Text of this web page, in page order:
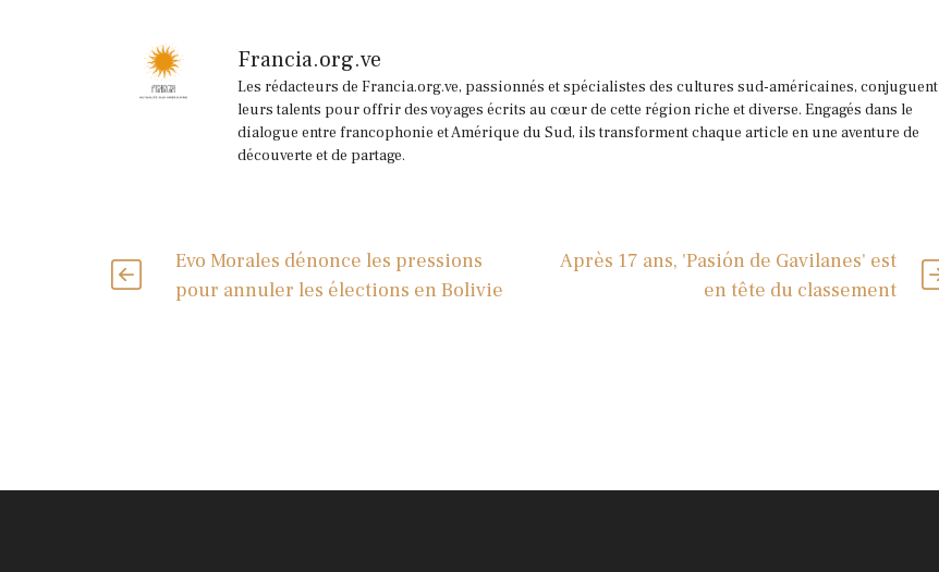
Francia.org.ve
Les rédacteurs de Francia.org.ve, passionnés et spécialistes des cultures sud-américaines, conjuguent
leurs talents pour offrir des voyages écrits au cœur de cette région riche et diverse. Engagés dans le
dialogue entre francophonie et Amérique du Sud, ils transforment chaque article en une aventure de
découverte et de partage.
Evo Morales dénonce les pressions
pour annuler les élections en Bolivie
Après 17 ans, 'Pasión de Gavilanes' est
en tête du classement